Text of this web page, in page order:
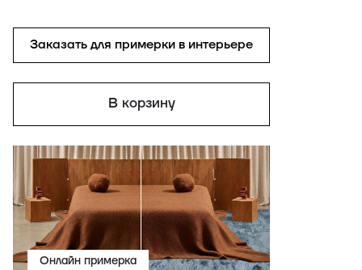
Заказать для примерки в интерьере
В корзину
Онлайн примерка